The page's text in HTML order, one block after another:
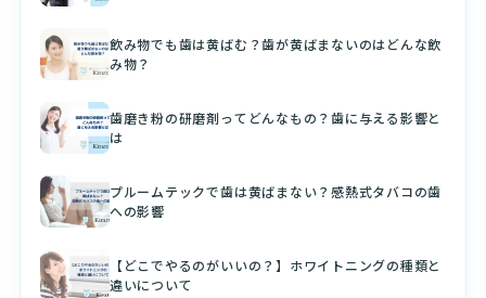
飲み物でも歯は黄ばむ？歯が黄ばまないのはどんな飲
み物？
歯磨き粉の研磨剤ってどんなもの？歯に与える影響と
は
プルームテックで歯は黄ばまない？感熱式タバコの歯
への影響
【どこでやるのがいいの？】ホワイトニングの種類と
違いについて